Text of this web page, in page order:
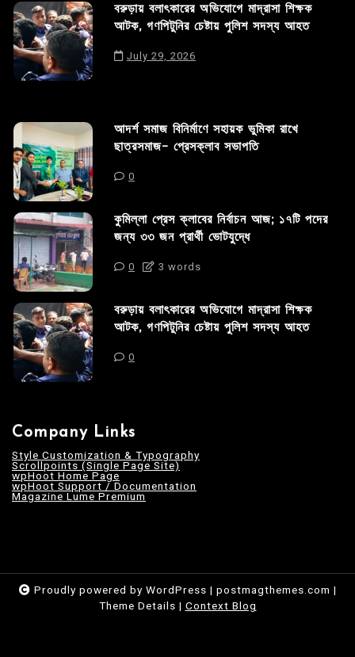
বরুড়ায় বলাৎকারের অভিযোগে মাদ্রাসা শিক্ষক
আটক, গণপিটুনির চেষ্টায় পুলিশ সদস্য আহত
July 29, 2026
আদর্শ সমাজ বিনির্মাণে সহায়ক ভুমিকা রাখে
ছাত্রসমাজ- প্রেসক্লাব সভাপতি
0
কুমিল্লা প্রেস ক্লাবের নির্বাচন আজ; ১৭টি পদের
জন্য ৩৩ জন প্রার্থী ভোটযুদ্ধে
0 3 words
বরুড়ায় বলাৎকারের অভিযোগে মাদ্রাসা শিক্ষক
আটক, গণপিটুনির চেষ্টায় পুলিশ সদস্য আহত
0
Company Links
Style Customization & Typography
Scrollpoints (Single Page Site)
wpHoot Home Page
wpHoot Support / Documentation
Magazine Lume Premium
Proudly powered by WordPress | postmagthemes.com |
Theme Details | Context Blog